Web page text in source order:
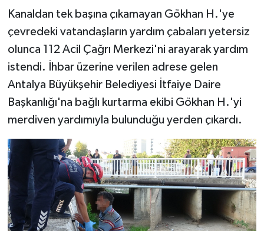
Kanaldan tek başına çıkamayan Gökhan H.'ye
çevredeki vatandaşların yardım çabaları yetersiz
olunca 112 Acil Çağrı Merkezi'ni arayarak yardım
istendi. İhbar üzerine verilen adrese gelen
Antalya Büyükşehir Belediyesi İtfaiye Daire
Başkanlığı'na bağlı kurtarma ekibi Gökhan H.'yi
merdiven yardımıyla bulunduğu yerden çıkardı.